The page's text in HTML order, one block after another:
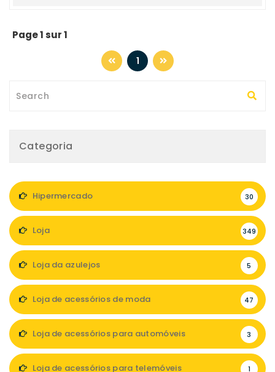
Page 1 sur 1
1
Categoria
Hipermercado 30
Loja 349
Loja da azulejos 5
Loja de acessórios de moda 47
Loja de acessórios para automóveis 3
Loja de acessórios para telemóveis 1